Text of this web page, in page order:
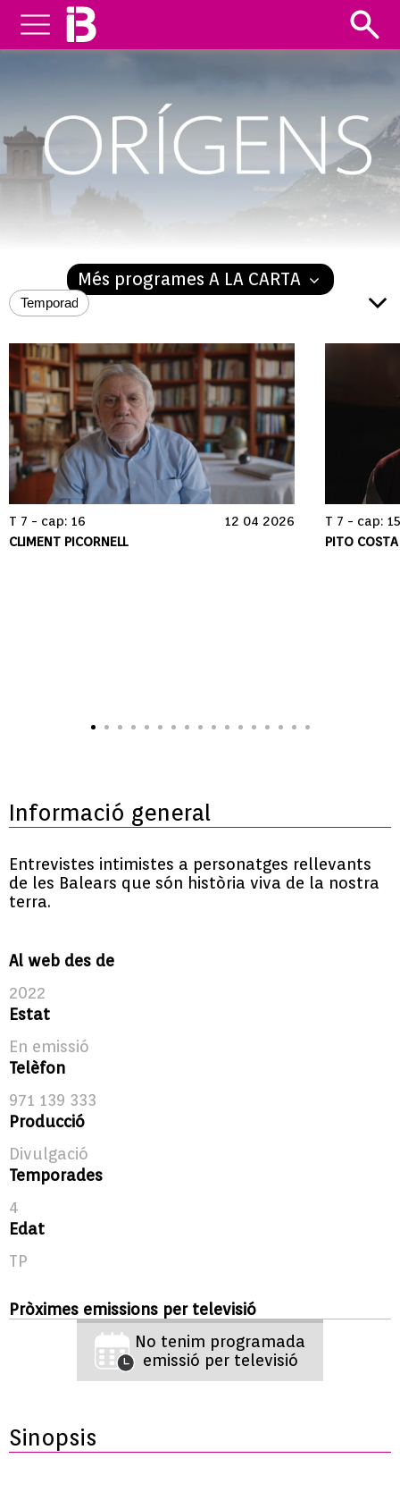
ORÍGENS
Més programes A LA CARTA
T 7 - cap: 16
12 04 2026
CLIMENT PICORNELL
T 7 - cap: 15
PITO COSTA
Informació general
Entrevistes intimistes a personatges rellevants
de les Balears que són història viva de la nostra
terra.
Al web des de
2022
Estat
En emissió
Telèfon
971 139 333
Producció
Divulgació
Temporades
4
Edat
TP
Pròximes emissions per televisió
No tenim programada
emissió per televisió
Sinopsis